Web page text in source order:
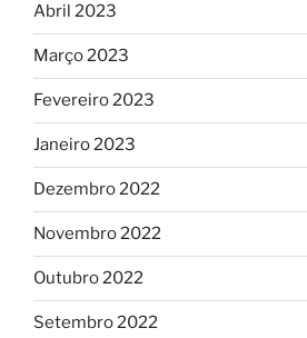
Abril 2023
Março 2023
Fevereiro 2023
Janeiro 2023
Dezembro 2022
Novembro 2022
Outubro 2022
Setembro 2022